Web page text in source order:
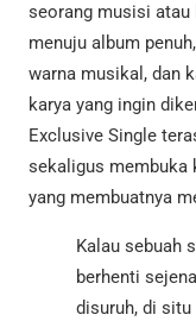
seorang musisi atau
menuju album
warna musikal, dan
karya yang ingin
Exclusive Single
sekaligus membuka
yang membuatnya
Kalau sebuah
berhenti
disuruh, di